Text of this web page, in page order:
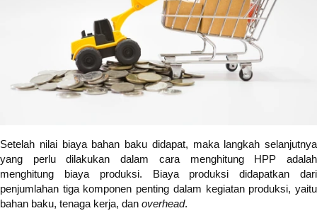
Setelah nilai biaya bahan baku didapat, maka langkah selanjutnya
yang perlu dilakukan dalam cara menghitung HPP adalah
menghitung biaya produksi. Biaya produksi didapatkan dari
penjumlahan tiga komponen penting dalam kegiatan produksi, yaitu
bahan baku, tenaga kerja, dan overhead.